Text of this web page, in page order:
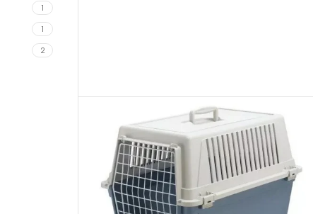
1
1
2